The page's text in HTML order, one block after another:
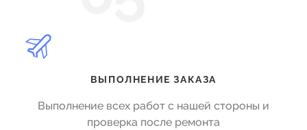
ВЫПОЛНЕНИЕ ЗАКАЗА
Выполнение всех работ с нашей стороны и
проверка после ремонта